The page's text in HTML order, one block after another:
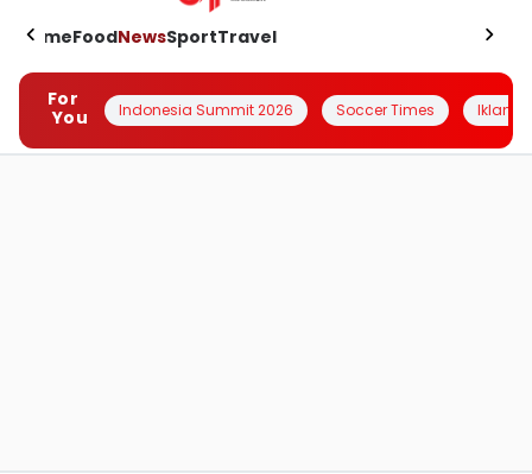
HomeFoodNewsSportTravel
For
You
Indonesia Summit 2026 Soccer Times Iklanin